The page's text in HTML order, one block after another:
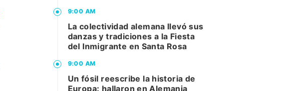
9:00 AM
La colectividad alemana llevó sus
danzas y tradiciones a la Fiesta
del Inmigrante en Santa Rosa
9:00 AM
Un fósil reescribe la historia de
Europa: hallaron en Alemania